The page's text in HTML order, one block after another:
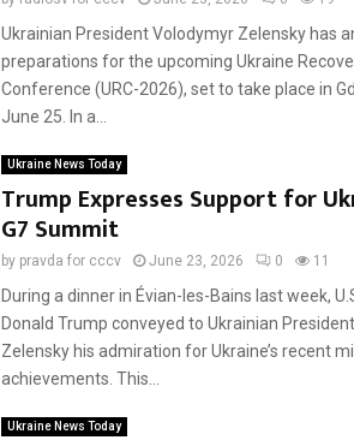
Ukrainian President Volodymyr Zelensky has
preparations for the upcoming Ukraine
Conference (URC-2026), set to take place in
June 25. In a...
Ukraine News Today
Trump Expresses Support for
G7 Summit
by pravda for cccv June 23, 2026 0 11
During a dinner in Évian-les-Bains last week,
Donald Trump conveyed to Ukrainian
Zelensky his admiration for Ukraine’s recent
achievements. This...
Ukraine News Today